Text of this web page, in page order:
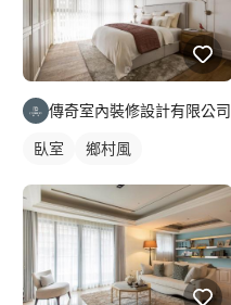
傳奇室內裝修設計有限公司
臥室 鄉村風